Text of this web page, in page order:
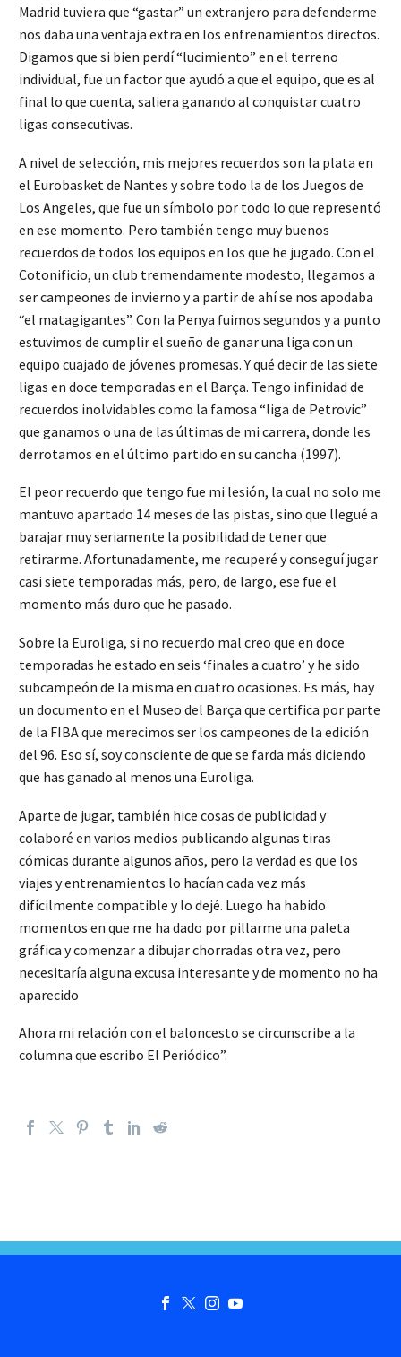
Madrid tuviera que “gastar” un extranjero para defenderme
nos daba una ventaja extra en los enfrenamientos directos.
Digamos que si bien perdí “lucimiento” en el terreno
individual, fue un factor que ayudó a que el equipo, que es al
final lo que cuenta, saliera ganando al conquistar cuatro
ligas consecutivas.
A nivel de selección, mis mejores recuerdos son la plata en
el Eurobasket de Nantes y sobre todo la de los Juegos de
Los Angeles, que fue un símbolo por todo lo que representó
en ese momento. Pero también tengo muy buenos
recuerdos de todos los equipos en los que he jugado. Con el
Cotonificio, un club tremendamente modesto, llegamos a
ser campeones de invierno y a partir de ahí se nos apodaba
“el matagigantes”. Con la Penya fuimos segundos y a punto
estuvimos de cumplir el sueño de ganar una liga con un
equipo cuajado de jóvenes promesas. Y qué decir de las siete
ligas en doce temporadas en el Barça. Tengo infinidad de
recuerdos inolvidables como la famosa “liga de Petrovic”
que ganamos o una de las últimas de mi carrera, donde les
derrotamos en el último partido en su cancha (1997).
El peor recuerdo que tengo fue mi lesión, la cual no solo me
mantuvo apartado 14 meses de las pistas, sino que llegué a
barajar muy seriamente la posibilidad de tener que
retirarme. Afortunadamente, me recuperé y conseguí jugar
casi siete temporadas más, pero, de largo, ese fue el
momento más duro que he pasado.
Sobre la Euroliga, si no recuerdo mal creo que en doce
temporadas he estado en seis ‘finales a cuatro’ y he sido
subcampeón de la misma en cuatro ocasiones. Es más, hay
un documento en el Museo del Barça que certifica por parte
de la FIBA que merecimos ser los campeones de la edición
del 96. Eso sí, soy consciente de que se farda más diciendo
que has ganado al menos una Euroliga.
Aparte de jugar, también hice cosas de publicidad y
colaboré en varios medios publicando algunas tiras
cómicas durante algunos años, pero la verdad es que los
viajes y entrenamientos lo hacían cada vez más
difícilmente compatible y lo dejé. Luego ha habido
momentos en que me ha dado por pillarme una paleta
gráfica y comenzar a dibujar chorradas otra vez, pero
necesitaría alguna excusa interesante y de momento no ha
aparecido
Ahora mi relación con el baloncesto se circunscribe a la
columna que escribo El Periódico”.